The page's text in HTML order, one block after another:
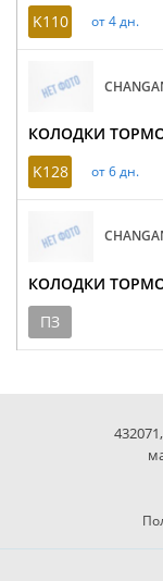
K110 от 4 дн.
КОЛОДКИ
K128
от 6 дн.
КОЛОДКИ
ПЗ